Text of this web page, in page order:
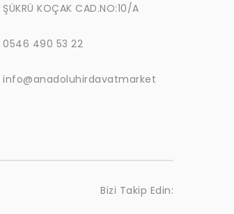
ŞÜKRÜ KOÇAK CAD.NO:10/A
0546 490 53 22
info@anadoluhirdavatmarket
Bizi Takip Edin: